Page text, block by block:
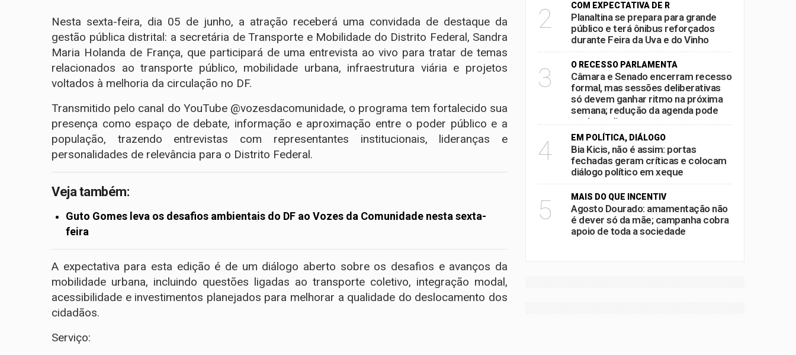
Nesta sexta-feira, dia 05 de junho, a atração receberá uma convidada de destaque da
gestão pública distrital: a secretária de Transporte e Mobilidade do Distrito Federal, Sandra
Maria Holanda de França, que participará de uma entrevista ao vivo para tratar de temas
relacionados ao transporte público, mobilidade urbana, infraestrutura viária e projetos
voltados à melhoria da circulação no DF.
Transmitido pelo canal do YouTube @vozesdacomunidade, o programa tem fortalecido sua
presença como espaço de debate, informação e aproximação entre o poder público e a
população, trazendo entrevistas com representantes institucionais, lideranças e
personalidades de relevância para o Distrito Federal.
Veja também:
Guto Gomes leva os desafios ambientais do DF ao Vozes da Comunidade nesta sexta-
feira
A expectativa para esta edição é de um diálogo aberto sobre os desafios e avanços da
mobilidade urbana, incluindo questões ligadas ao transporte coletivo, integração modal,
acessibilidade e investimentos planejados para melhorar a qualidade do deslocamento dos
cidadãos.
Serviço:
2 COM EXPECTATIVA DE R
Planaltina se prepara para grande
público e terá ônibus reforçados
durante Feira da Uva e do Vinho
3 O RECESSO PARLAMENTA
Câmara e Senado encerram recesso
formal, mas sessões deliberativas
só devem ganhar ritmo na próxima
semana; redução da agenda pode
acelerar disputas por pautas antes
das eleições
4 EM POLÍTICA, DIÁLOGO
Bia Kicis, não é assim: portas
fechadas geram críticas e colocam
diálogo político em xeque
5 MAIS DO QUE INCENTIV
Agosto Dourado: amamentação não
é dever só da mãe; campanha cobra
apoio de toda a sociedade